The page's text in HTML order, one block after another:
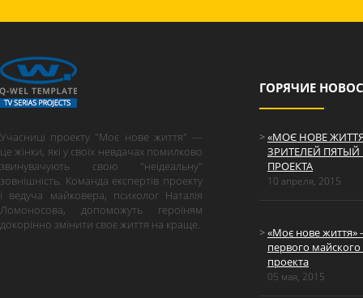
Учасниці проекту "Моє нове життя" —
це жінки, які у своїх невдачах помилково
звинувачують свою "неідеальну"
зовнішність. Команда експертів проекту
і ведуча майковера, психолог Наталія
Ломоносова, допоможуть героїням
докорінно змінити своє життя на краще.
ГОРЯЧИЕ
«МОЄ НОВЕ
ЗРИТЕЛЕЙ
ПРОЕКТА
10 апреля, 2015
«Моє нове життя»
первого
проекта
05 мая, 2015